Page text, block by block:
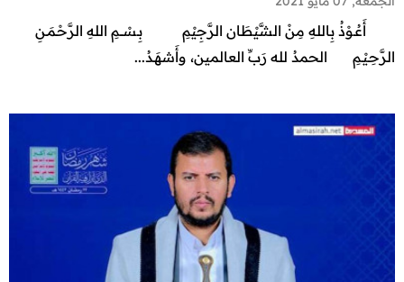
أَعُـوْذُ بِاللهِ مِنْ الشَّيْطَان الرَّجِيْمِ بِـسْـــمِ اللهِ الرَّحْـمَـنِ
الرَّحِـيْـمِ الحمدُ لله رَبِّ العالمين، وأَشهَـدُ...